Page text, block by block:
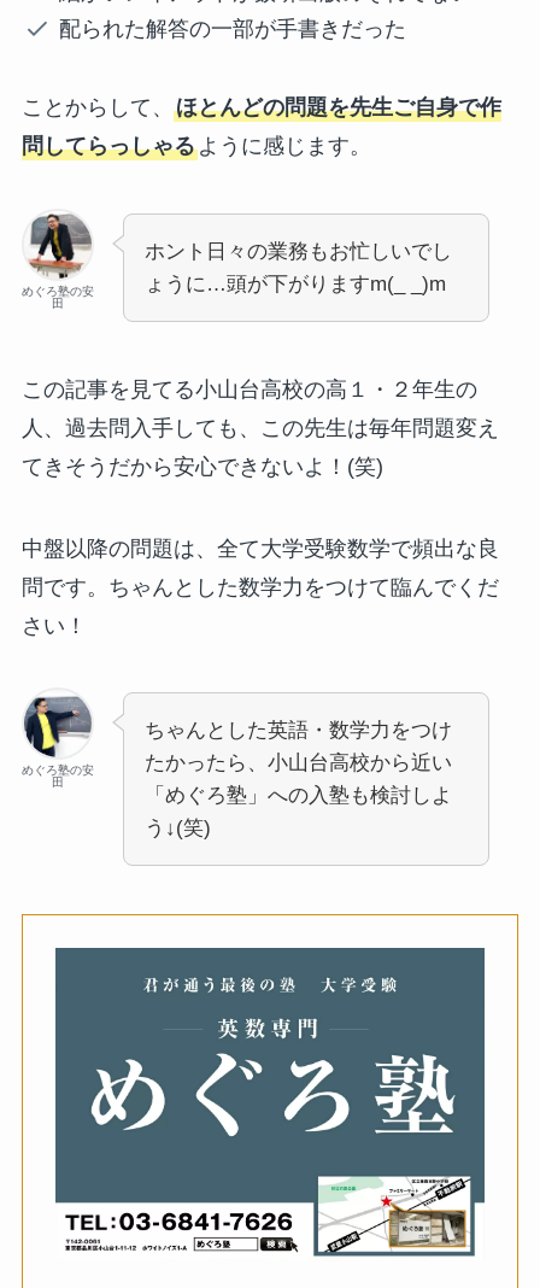
配られた解答の一部が手書きだった
ことからして、 ほとんどの問題を先生ご自身で作
問してらっしゃるように感じます。
めぐろ塾の安
田
ホント日々の業務もお忙しいでし
ょうに…頭が下がりますm(_ _)m
この記事を見てる小山台高校の高１・２年生の
人、過去問入手しても、この先生は毎年問題変え
てきそうだから安心できないよ！(笑)
中盤以降の問題は、全て大学受験数学で頻出な良
問です。ちゃんとした数学力をつけて臨んでくだ
さい！
めぐろ塾の安
田
ちゃんとした英語・数学力をつけ
たかったら、小山台高校から近い
「めぐろ塾」への入塾も検討しよ
う↓(笑)